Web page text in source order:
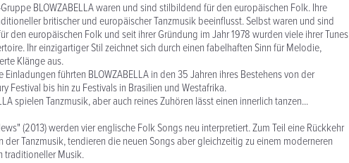
BLOWZABELLA waren und sind stilbildend für den europäischen Folk. Ihre
britischer und europäischer Tanzmusik beeinflusst. Selbst waren und sind
den europäischen Folk und seit ihrer Gründung im Jahr 1978 wurden viele ihrer Tunes
Ihr einzigartiger Stil zeichnet sich durch einen fabelhaften Sinn für Melodie,
Klänge aus.
führten BLOWZABELLA in den 35 Jahren ihres Bestehens von der
Festival bis hin zu Festivals in Brasilien und Westafrika.
spielen Tanzmusik, aber auch reines Zuhören lässt einen innerlich tanzen...
(2013) werden vier englische Folk Songs neu interpretiert. Zum Teil eine Rückkehr
der Tanzmusik, tendieren die neuen Songs aber gleichzeitig zu einem moderneren
traditioneller Musik.